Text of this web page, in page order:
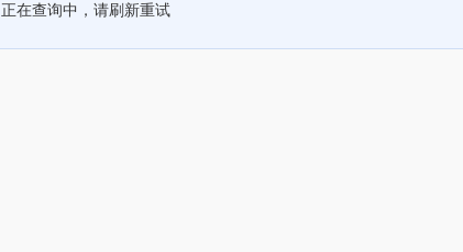
正在查询中，请刷新重试